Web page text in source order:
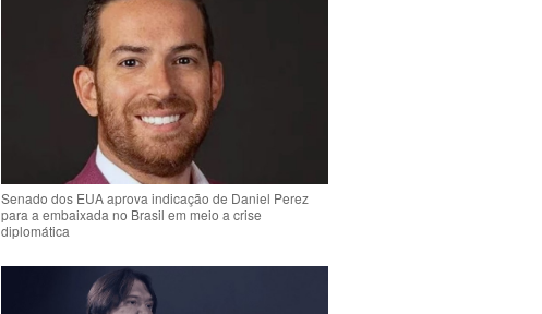
Senado dos EUA aprova indicação de Daniel Perez
para a embaixada no Brasil em meio a crise
diplomática